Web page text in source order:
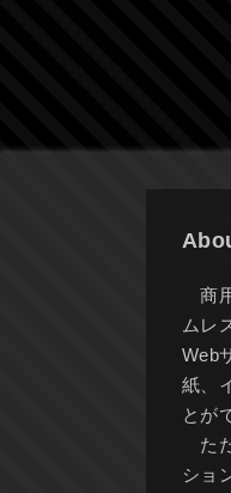
商
ムレ
Web
紙、
とが
た
ショ